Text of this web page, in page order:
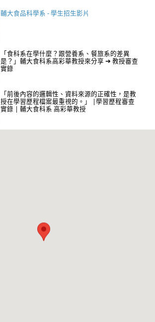
輔大食品科學系 - 學生招生影片
「食科系在學什麼？跟營養系、餐旅系的差異
是？」輔大食科系高彩華教授來分享 ➔ 教授審查
實錄
「前後內容的邏輯性、資料來源的正確性，是教
授在學習歷程檔案最重視的。」 |學習歷程審查
實錄 | 輔大食科系 高彩華教授